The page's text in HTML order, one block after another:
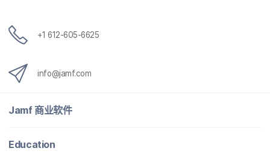
+1 612-605-6625
info@jamf.com
Jamf 商业​软件
Education